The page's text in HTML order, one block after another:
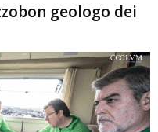
geologo dei